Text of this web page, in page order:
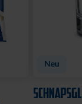
Neu